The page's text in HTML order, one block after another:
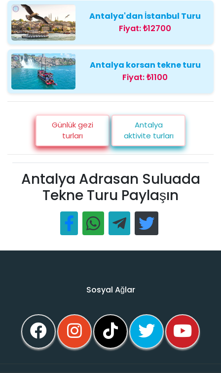
Antalya'dan İstanbul Turu
Fiyat:₺12700
Antalya korsan tekne turu
Fiyat:₺1100
Günlük gezi
turları
Antalya
aktivite turları
Antalya Adrasan Suluada
Tekne Turu Paylaşın
Sosyal Ağlar